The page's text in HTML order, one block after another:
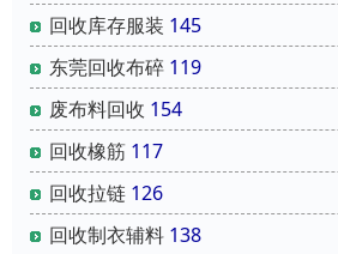
回收库存服装 145
东莞回收布碎 119
废布料回收 154
回收橡筋 117
回收拉链 126
回收制衣辅料 138